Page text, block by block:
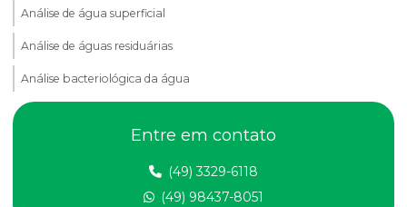
Análise de água superficial
Análise de águas residuárias
Análise bacteriológica da água
Análise de dbo em efluentes
Análise de dqo em efluente
Entre em contato
(49) 3329-6118
(49) 98437-8051